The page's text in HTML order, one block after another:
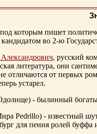
которым пишет
кандидатом во 2-ю
, русский
литература, они
отличаются от первых
устарел.
- былинный
Pedrillo) - известный
для пения ролей буффа